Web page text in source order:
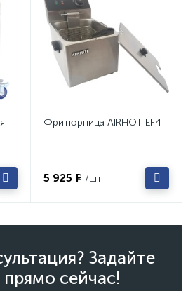
Фритюрница AIRHOT EF4
5 925 ₽ /шт
Задайте
прямо сейчас!